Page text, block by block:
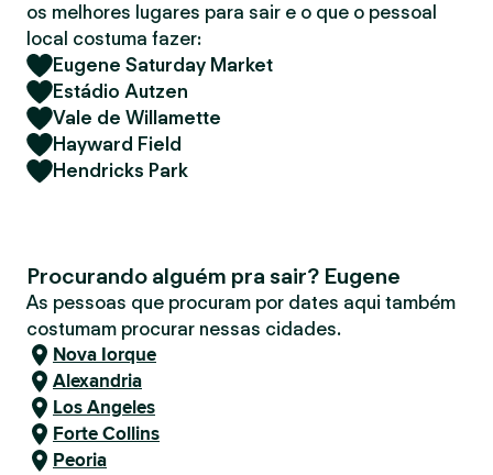
os melhores lugares para sair e o que o pessoal
local costuma fazer:
Eugene Saturday Market
Estádio Autzen
Vale de Willamette
Hayward Field
Hendricks Park
Procurando alguém pra sair? Eugene
As pessoas que procuram por dates aqui também
costumam procurar nessas cidades.
Nova Iorque
Alexandria
Los Angeles
Forte Collins
Peoria